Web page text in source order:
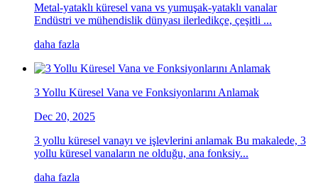
Metal-yataklı küresel vana vs yumuşak-yataklı vanalar
Endüstri ve mühendislik dünyası ilerledikçe, çeşitli ...
daha fazla
3 Yollu Küresel Vana ve Fonksiyonlarını Anlamak
Dec 20, 2025
3 yollu küresel vanayı ve işlevlerini anlamak Bu makalede, 3
yollu küresel vanaların ne olduğu, ana fonksiy...
daha fazla